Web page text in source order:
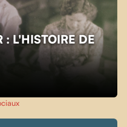
L'HISTOIRE DE